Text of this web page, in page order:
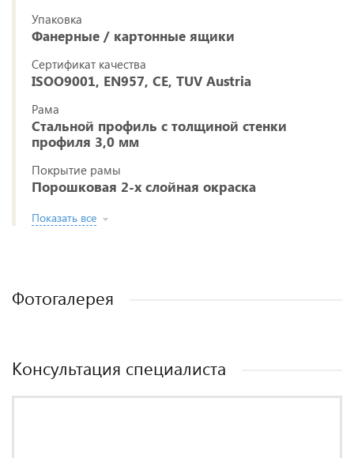
Упаковка
Фанерные / картонные ящики
Сертификат качества
ISOO9001, EN957, CE, TUV Austria
Рама
Стальной профиль с толщиной стенки
профиля 3,0 мм
Покрытие рамы
Порошковая 2-х слойная окраска
Показать все
Фотогалерея
Консультация специалиста